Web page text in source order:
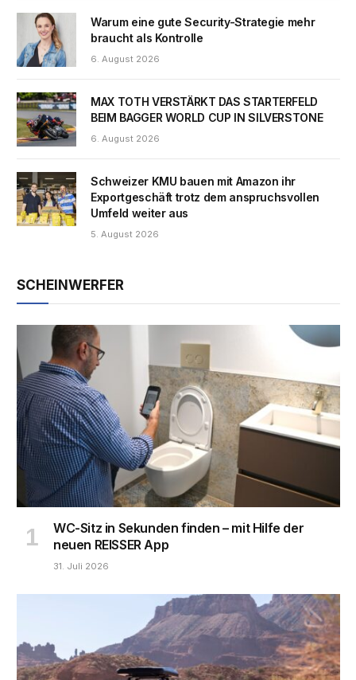
Warum eine gute Security-Strategie mehr
braucht als Kontrolle
6. August 2026
MAX TOTH VERSTÄRKT DAS STARTERFELD
BEIM BAGGER WORLD CUP IN SILVERSTONE
6. August 2026
Schweizer KMU bauen mit Amazon ihr
Exportgeschäft trotz dem anspruchsvollen
Umfeld weiter aus
5. August 2026
SCHEINWERFER
WC-Sitz in Sekunden finden – mit Hilfe der
neuen REISSER App
31. Juli 2026